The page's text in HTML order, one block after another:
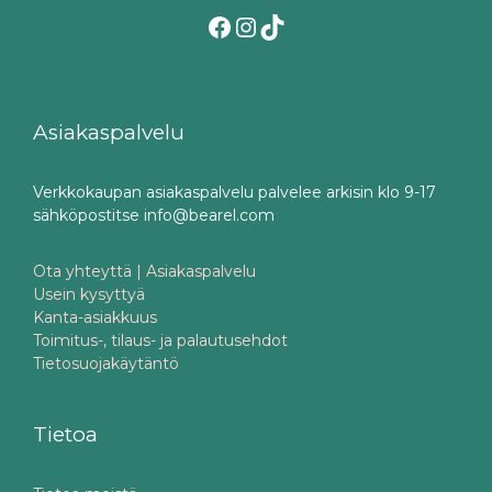
Facebook
Instagram
TikTok
Asiakaspalvelu
Verkkokaupan asiakaspalvelu palvelee arkisin klo 9-17
sähköpostitse info@bearel.com
Ota yhteyttä | Asiakaspalvelu
Usein kysyttyä
Kanta-asiakkuus
Toimitus-, tilaus- ja palautusehdot
Tietosuojakäytäntö
Tietoa